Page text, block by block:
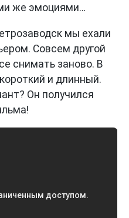
же эмоциями…
мы ехали
Совсем другой
снимать заново. В
и длинный.
Он получился